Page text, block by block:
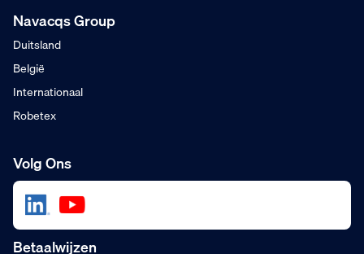
Navacqs Group
Duitsland
België
Internationaal
Robetex
Volg Ons
Betaalwijzen